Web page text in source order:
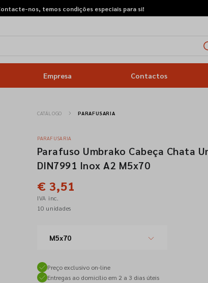
nos, temos condições especiais para si!
Empresa Contactos
CATÁLOGO PARAFUSARIA
PARAFUSARIA
Parafuso Umbrako Cabeça Chata
DIN7991 Inox A2 M5x70
€ 3,51
IVA inc.
10 unidades
M5x70
Preço exclusivo on-line
Entregas ao domicílio em 2 a 3 dias úteis